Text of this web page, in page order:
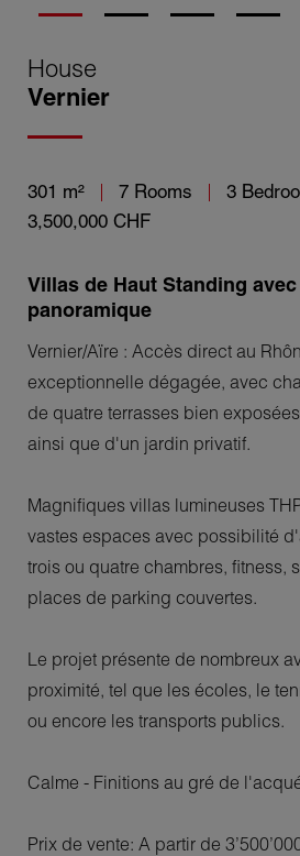
House
Vernier
301 m² 7 Rooms
3
3,500,000 CHF
Villas de Haut Standing
panoramique
Vernier/Aïre : Accès direct au
exceptionnelle dégagée, avec
de quatre terrasses bien
ainsi que d'un jardin privatif.
Magnifiques villas lumineuses
vastes espaces avec possibilité
trois ou quatre chambres, fitness,
places de parking couvertes.
Le projet présente de nombreux
proximité, tel que les écoles, le
ou encore les transports publics.
Calme - Finitions au gré de
Prix de vente: A partir de